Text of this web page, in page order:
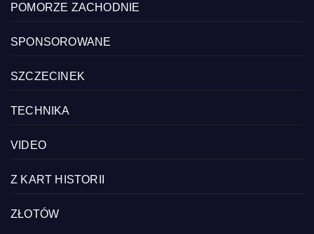
POMORZE ZACHODNIE
SPONSOROWANE
SZCZECINEK
TECHNIKA
VIDEO
Z KART HISTORII
ZŁOTÓW